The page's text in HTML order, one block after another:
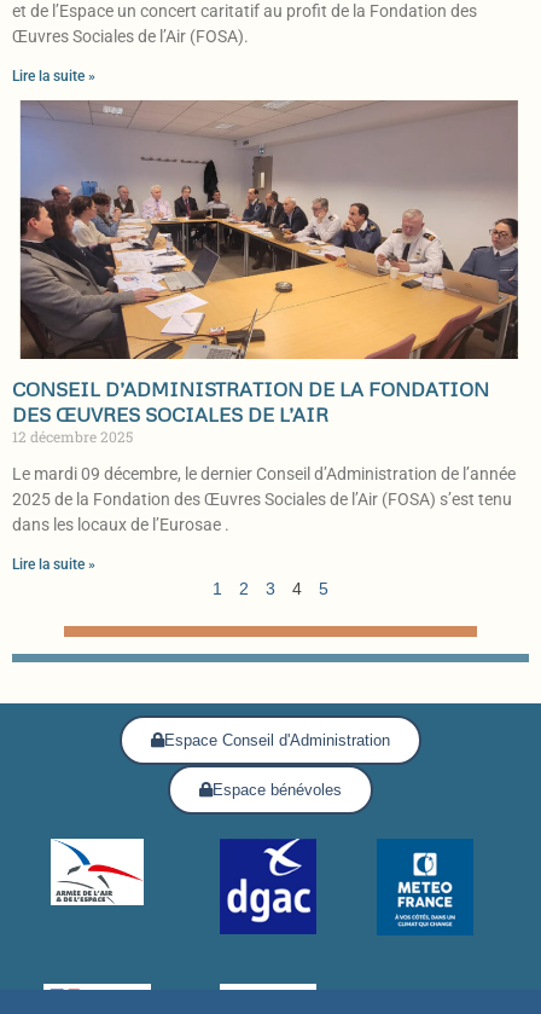
et de l’Espace un concert caritatif au profit de la Fondation des
Œuvres Sociales de l’Air (FOSA).
Lire la suite »
CONSEIL D’ADMINISTRATION DE LA FONDATION
DES ŒUVRES SOCIALES DE L’AIR
12 décembre 2025
Le mardi 09 décembre, le dernier Conseil d’Administration de l’année
2025 de la Fondation des Œuvres Sociales de l’Air (FOSA) s’est tenu
dans les locaux de l’Eurosae .
Lire la suite »
1 2 3 4 5
Espace Conseil d'Administration
Espace bénévoles